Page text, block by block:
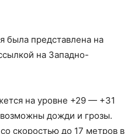
была представлена на
на Западно-
на уровне +29 — +31
дожди и грозы.
скоростью до 17 метров в